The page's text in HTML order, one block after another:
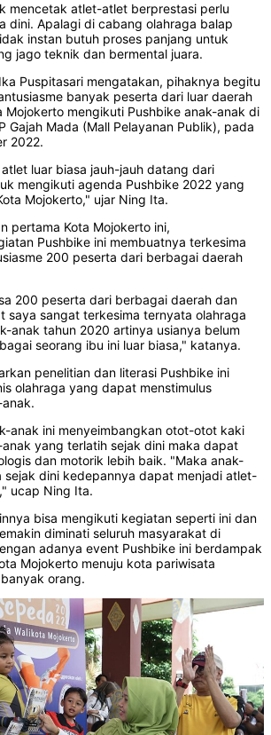
mencetak atlet-atlet berprestasi perlu
dini. Apalagi di cabang olahraga balap
instan butuh proses panjang untuk
jago teknik dan bermental juara.
Puspitasari mengatakan, pihaknya begitu
banyak peserta dari luar daerah
Mojokerto mengikuti Pushbike anak-anak di
Gajah Mada (Mall Pelayanan Publik), pada
2022.
luar biasa jauh-jauh datang dari
mengikuti agenda Pushbike 2022 yang
Mojokerto," ujar Ning Ita.
pertama Kota Mojokerto ini,
Pushbike ini membuatnya terkesima
200 peserta dari berbagai daerah
200 peserta dari berbagai daerah dan
saya sangat terkesima ternyata olahraga
anak tahun 2020 artinya usianya belum
seorang ibu ini luar biasa," katanya.
penelitian dan literasi Pushbike ini
olahraga yang dapat menstimulus
anak ini menyeimbangkan otot-otot kaki
yang terlatih sejak dini maka dapat
dan motorik lebih baik. "Maka anak-
sejak dini kedepannya dapat menjadi atlet-
ucap Ning Ita.
bisa mengikuti kegiatan seperti ini dan
diminati seluruh masyarakat di
adanya event Pushbike ini berdampak
Mojokerto menuju kota pariwisata
orang.